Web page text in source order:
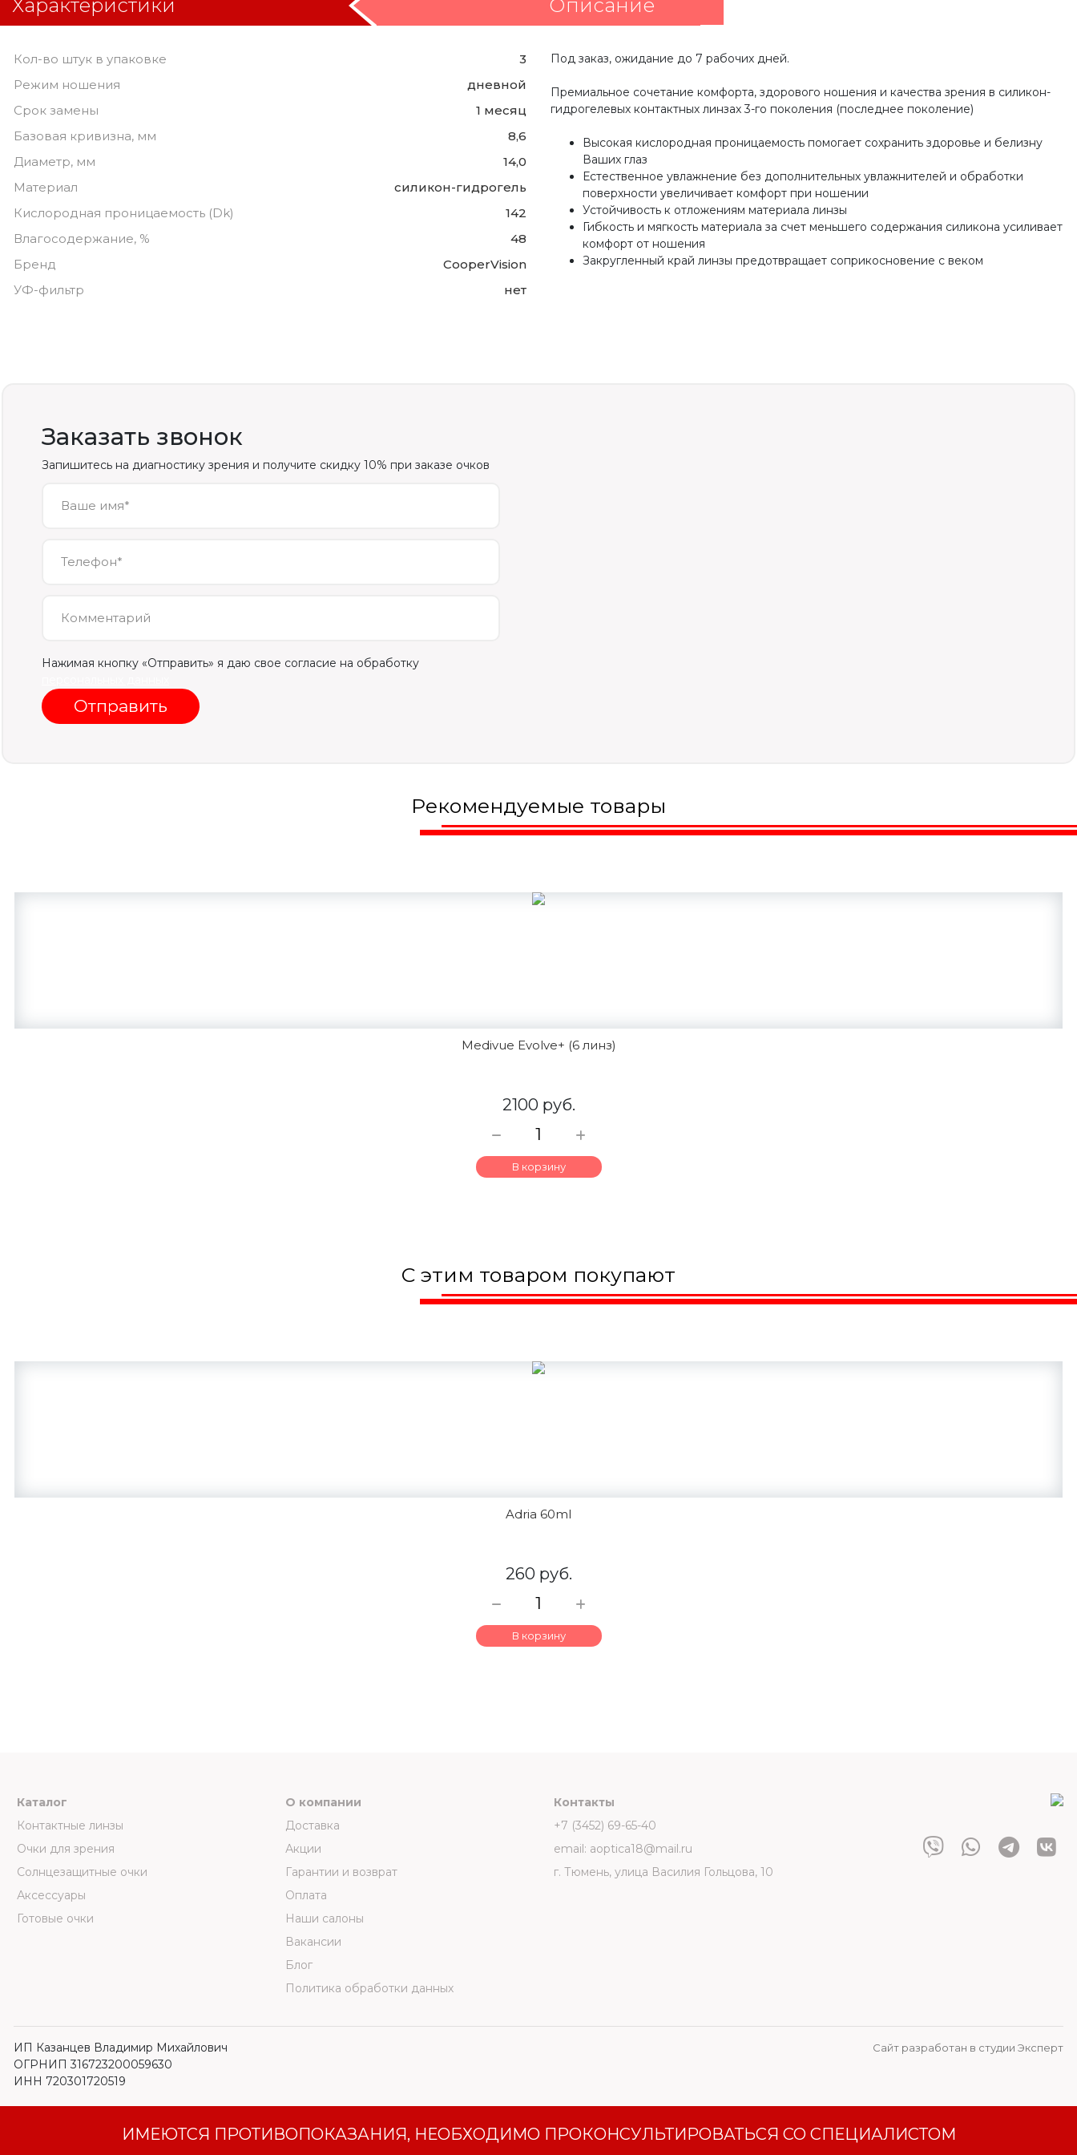
Характеристики Описание
Кол-во штук в упаковке
3
Режим ношения
дневной
Срок замены
1 месяц
Базовая кривизна, мм
8,6
Диаметр, мм
14,0
Материал
силикон-гидрогель
Кислородная проницаемость (Dk)
142
Влагосодержание, %
48
Бренд
CooperVision
УФ-фильтр
нет
Под заказ, ожидание до 7 рабочих дней.
Премиальное сочетание комфорта, здорового ношения и качества зрения в силикон-
гидрогелевых контактных линзах 3-го поколения (последнее поколение)
Высокая кислородная проницаемость помогает сохранить здоровье и белизну
Ваших глаз
Естественное увлажнение без дополнительных увлажнителей и обработки
поверхности увеличивает комфорт при ношении
Устойчивость к отложениям материала линзы
Гибкость и мягкость материала за счет меньшего содержания силикона усиливает
комфорт от ношения
Закругленный край линзы предотвращает соприкосновение с веком
Заказать звонок
Запишитесь на диагностику зрения и получите скидку 10% при заказе очков
Ваше имя*
Телефон*
Комментарий
Нажимая кнопку «Отправить» я даю свое согласие на обработку
Отправить
Рекомендуемые товары
Medivue Evolve+ (6 линз)
2100 руб.
В корзину
С этим товаром покупают
Adria 60ml
260 руб.
В корзину
Каталог
Контактные линзы
Очки для зрения
Солнцезащитные очки
Аксессуары
Готовые очки
О компании
Доставка
Акции
Гарантии и возврат
Оплата
Наши салоны
Вакансии
Блог
Политика обработки данных
Контакты
+7 (3452) 69-65-40
email: aoptica18@mail.ru
г. Тюмень, улица Василия Гольцова, 10
ИП Казанцев Владимир Михайлович
ОГРНИП 316723200059630
ИНН 720301720519
Сайт разработан в студии Эксперт
ИМЕЮТСЯ ПРОТИВОПОКАЗАНИЯ, НЕОБХОДИМО ПРОКОНСУЛЬТИРОВАТЬСЯ СО СПЕЦИАЛИСТОМ